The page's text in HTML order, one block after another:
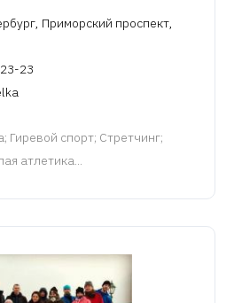
Приморский проспект,
23
; Гиревой спорт; Стретчинг;
атлетика...